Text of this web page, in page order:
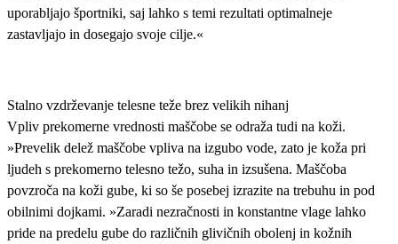
uporabljajo športniki, saj lahko s temi rezultati optimalneje
zastavljajo in dosegajo svoje cilje.«
Stalno vzdrževanje telesne teže brez velikih nihanj
Vpliv prekomerne vrednosti maščobe se odraža tudi na koži.
»Prevelik delež maščobe vpliva na izgubo vode, zato je koža pri
ljudeh s prekomerno telesno težo, suha in izsušena. Maščoba
povzroča na koži gube, ki so še posebej izrazite na trebuhu in pod
obilnimi dojkami. »Zaradi nezračnosti in konstantne vlage lahko
pride na predelu gube do različnih glivičnih obolenj in kožnih